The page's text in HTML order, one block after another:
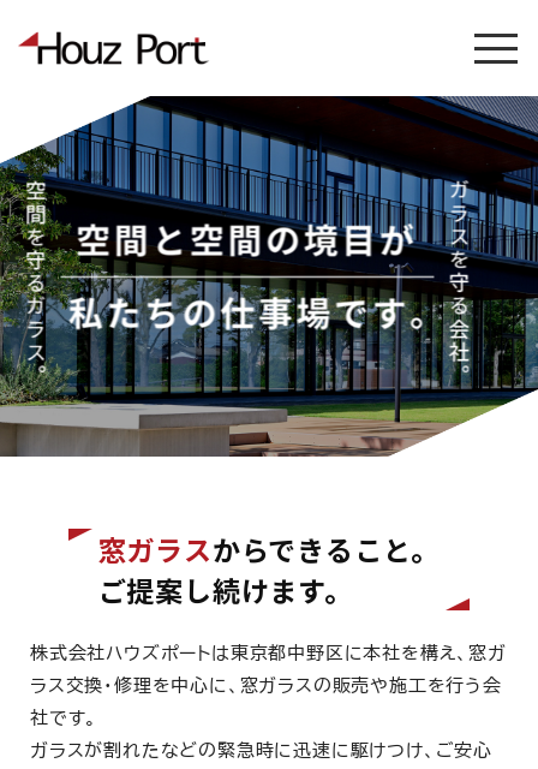
窓ガラスからできること。
ご提案し続けます。
株式会社ハウズポートは東京都中野区に本社を構え、窓ガ
ラス交換・修理を中心に、窓ガラスの販売や施工を行う会
社です。
ガラスが割れたなどの緊急時に迅速に駆けつけ、ご安心